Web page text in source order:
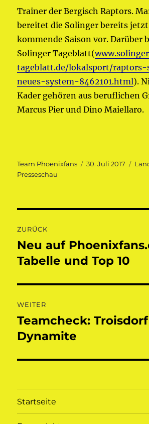
Trainer der Bergisch Raptors.
bereitet die Solinger bereits
kommende Saison vor. Darüber
Solinger Tageblatt(
tageblatt.de/lokalsport/
neues-system-8462101.html).
Kader gehören aus beruflichen
Marcus Pier und Dino Maiellaro.
Autor
Team Phoenixfans
Veröffentlicht
30. Juli 2017
Presseschau
ZURÜCK
Vorheriger
Beitrag:
Neu auf
Tabelle und Top 10
WEITER
Nächster
Beitrag:
Teamcheck: Troisdorf
Dynamite
Startseite